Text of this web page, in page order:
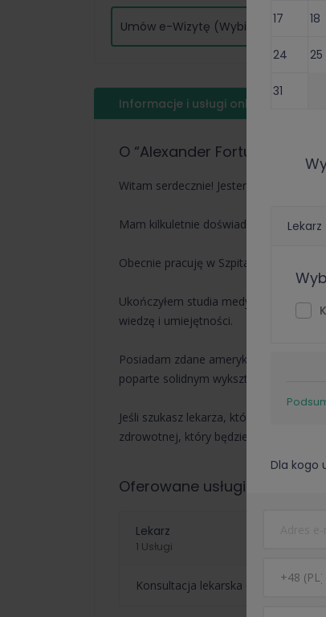
Umów e-Wizytę (Wybierz termin)
Informacje i usługi online
O “Alexander Fortuniak”
Witam serdecznie! Jestem Alexander
Mam kilkuletnie doświadczenie w
Obecnie pracuję w Szpitalu Klinicznym
Ukończyłem studia medyczne na
wiedzę i umiejętności.
Posiadam zdane amerykańskie
poparte solidnym wykształceniem i
Jeśli szukasz lekarza, który będzie cię
zdrowotnej, który będzie dostosowany
Oferowane usługi
Lekarz
1 Usługi
Konsultacja lekarska o L4 (e-ZLA) i/
17 18
24 25
31
Lekarz
Dla kogo